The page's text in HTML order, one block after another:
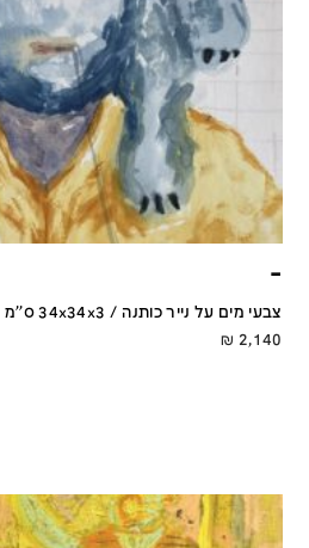
–
צבעי מים על נייר כותנה / 34x34x3 ס''מ
2,140
₪